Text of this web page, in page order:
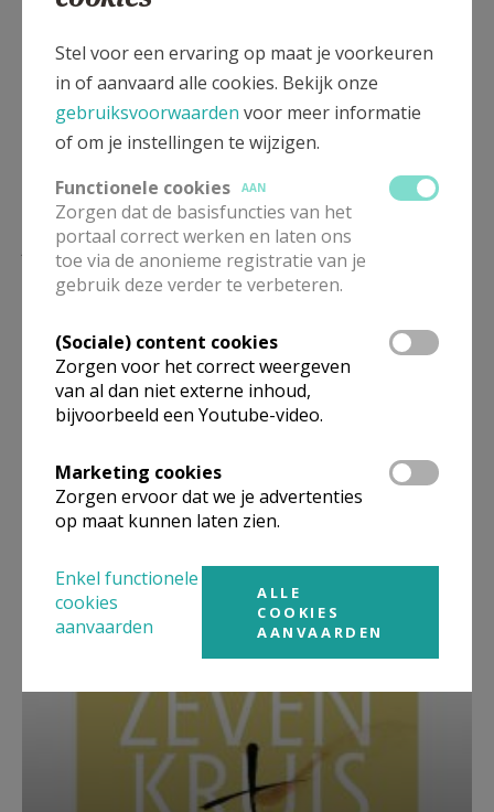
Lees meer
Stel voor een ervaring op maat je voorkeuren
in of aanvaard alle cookies. Bekijk onze
gebruiksvoorwaarden voor meer informatie
of om je instellingen te wijzigen.
Functionele cookies
AAN
Zorgen dat de basisfuncties van het
portaal correct werken en laten ons
toe via de anonieme registratie van je
gebruik deze verder te verbeteren.
(Sociale) content cookies
Zorgen voor het correct weergeven
van al dan niet externe inhoud,
bijvoorbeeld een Youtube-video.
Marketing cookies
Zorgen ervoor dat we je advertenties
op maat kunnen laten zien.
Enkel functionele
cookies
aanvaarden
ALLE
COOKIES
AANVAARDEN